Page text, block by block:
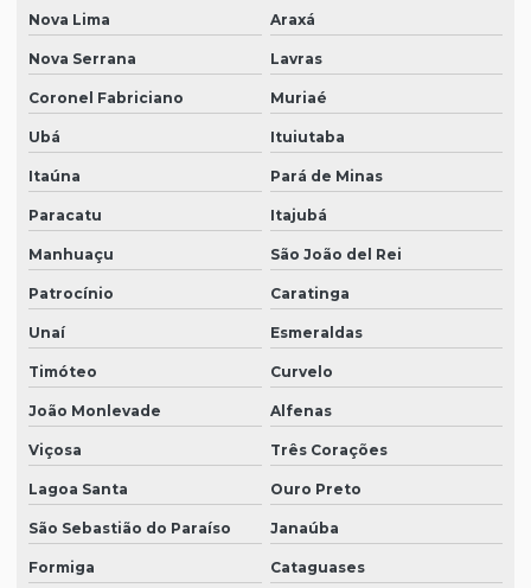
Nova Lima Araxá
Nova Serrana Lavras
Coronel Fabriciano Muriaé
Ubá Ituiutaba
Itaúna Pará de Minas
Paracatu Itajubá
Manhuaçu São João del Rei
Patrocínio Caratinga
Unaí Esmeraldas
Timóteo Curvelo
João Monlevade Alfenas
Viçosa Três Corações
Lagoa Santa Ouro Preto
São Sebastião do Paraíso Janaúba
Formiga Cataguases